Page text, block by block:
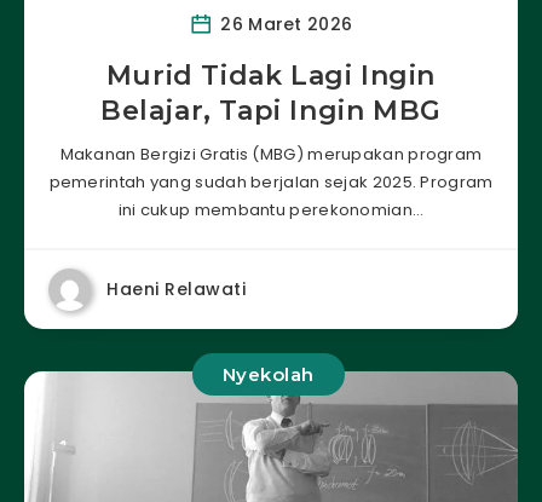
26 Maret 2026
Murid Tidak Lagi Ingin
Belajar, Tapi Ingin MBG
Makanan Bergizi Gratis (MBG) merupakan program
pemerintah yang sudah berjalan sejak 2025. Program
ini cukup membantu perekonomian…
Haeni Relawati
Nyekolah